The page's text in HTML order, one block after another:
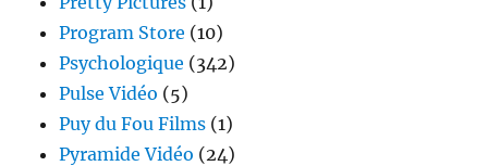
Program Store (10)
Psychologique (342)
Pulse Vidéo (5)
Puy du Fou Films (1)
Pyramide Vidéo (24)